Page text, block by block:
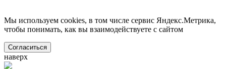
Мы используем cookies, в том числе сервис Яндекс.Метрика,
чтобы понимать, как вы взаимодействуете с сайтом
Согласиться
наверх